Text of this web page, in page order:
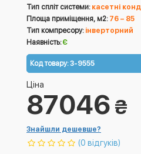
Тип спліт системи: касетні
Площа приміщення, м2: 76 – 85
Тип компресору: інверторний
Наявність:Є
Код товару:3-9555
Ціна
87046 ₴
Знайшли дешевше?
(0 відгуків)